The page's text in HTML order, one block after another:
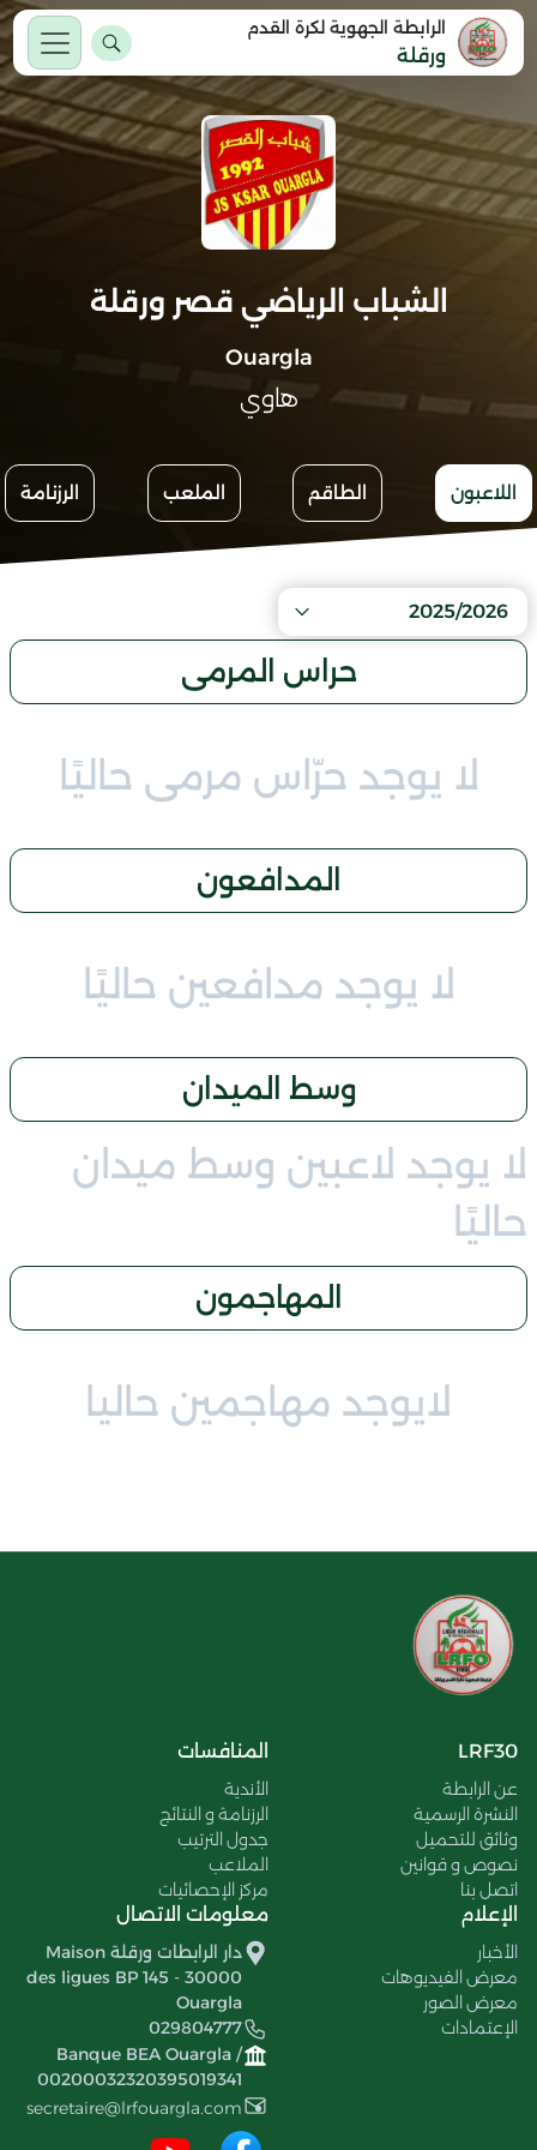
الرابطة الجهوية لكرة القدم
ورقلة
الشباب الرياضي قصر ورقلة
Ouargla
هاوي
اللاعبون الطاقم الملعب الرزنامة
2025/2026
حراس المرمى
لا يوجد حرّاس مرمى حاليًا
المدافعون
لا يوجد مدافعين حاليًا
وسط الميدان
لا يوجد لاعبين وسط ميدان
حاليًا
المهاجمون
لايوجد مهاجمين حاليا
LRF30
عن الرابطة
النشرة الرسمية
وثائق للتحميل
نصوص و قوانين
اتصل بنا
المنافسات
الأندية
الرزنامة و النتائج
جدول الترتيب
الملاعب
مركز الإحصائيات
الإعلام
الأخبار
معرض الفيديوهات
معرض الصور
الإعتمادات
معلومات الاتصال
دار الرابطات ورقلة Maison
des ligues BP 145 - 30000
Ouargla
029804777
Banque BEA Ouargla /
00200032320395019341
secretaire@lrfouargla.com